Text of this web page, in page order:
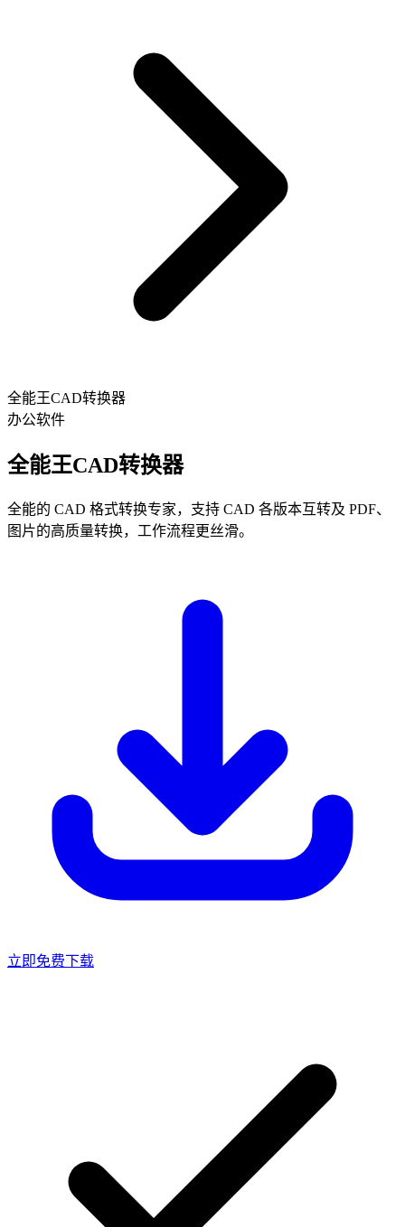
全能王CAD转换器
办公软件
全能王CAD转换器
全能的 CAD 格式转换专家，支持 CAD 各版本互转及 PDF、
图片的高质量转换，工作流程更丝滑。
立即免费下载